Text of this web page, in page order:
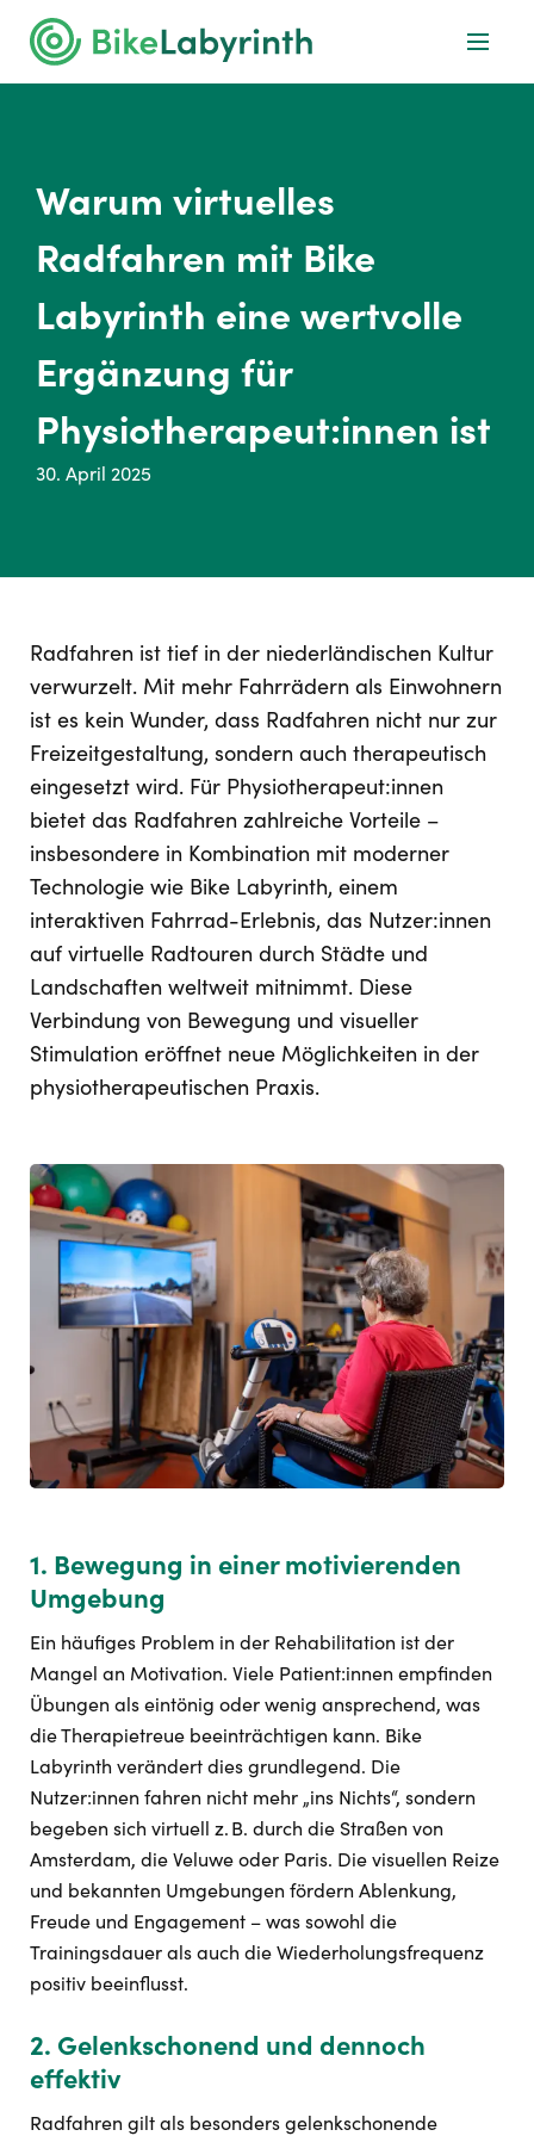
Warum virtuelles
Radfahren mit Bike
Labyrinth eine wertvolle
Ergänzung für
Physiotherapeut:innen ist
30. April 2025
Radfahren ist tief in der niederländischen Kultur
verwurzelt. Mit mehr Fahrrädern als Einwohnern
ist es kein Wunder, dass Radfahren nicht nur zur
Freizeitgestaltung, sondern auch therapeutisch
eingesetzt wird. Für Physiotherapeut:innen
bietet das Radfahren zahlreiche Vorteile –
insbesondere in Kombination mit moderner
Technologie wie Bike Labyrinth, einem
interaktiven Fahrrad-Erlebnis, das Nutzer:innen
auf virtuelle Radtouren durch Städte und
Landschaften weltweit mitnimmt. Diese
Verbindung von Bewegung und visueller
Stimulation eröffnet neue Möglichkeiten in der
physiotherapeutischen Praxis.
1. Bewegung in einer motivierenden
Umgebung
Ein häufiges Problem in der Rehabilitation ist der
Mangel an Motivation. Viele Patient:innen empfinden
Übungen als eintönig oder wenig ansprechend, was
die Therapietreue beeinträchtigen kann. Bike
Labyrinth verändert dies grundlegend. Die
Nutzer:innen fahren nicht mehr „ins Nichts“, sondern
begeben sich virtuell z. B. durch die Straßen von
Amsterdam, die Veluwe oder Paris. Die visuellen Reize
und bekannten Umgebungen fördern Ablenkung,
Freude und Engagement – was sowohl die
Trainingsdauer als auch die Wiederholungsfrequenz
positiv beeinflusst.
2. Gelenkschonend und dennoch
effektiv
Radfahren gilt als besonders gelenkschonende